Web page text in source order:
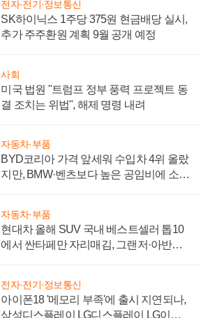
전자·전기·정보통신
SK하이닉스 1주당 375원 현금배당 실시,
추가 주주환원 계획 9월 공개 예정
사회
미국 법원 "트럼프 정부 풍력 프로젝트 동
결 조치는 위법", 해제 명령 내려
자동차·부품
BYD코리아 가격 앞세워 수입차 4위 올랐
지만, BMW·벤츠보다 높은 공임비에 소비
자동차·부품
현대차 올해 SUV 국내 베스트셀러 톱10
에서 싼타페만 자리매김, 그랜저·아반떼
전자·전기·정보통신
아이폰18 '메모리 부족'에 출시 지연되나,
삼성디스플레이 LG디스플레이 LG이노